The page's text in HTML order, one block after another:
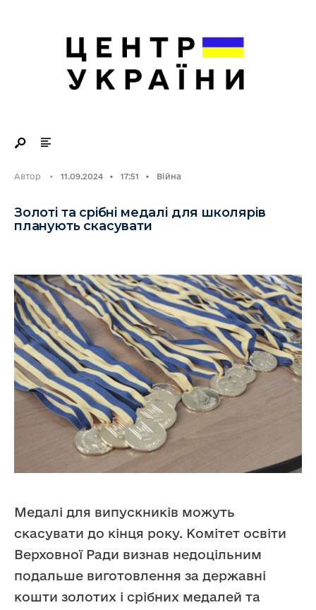
Автор • 11.09.2024 • 17:51 • Війна
Золоті та срібні медалі для школярів
планують скасувати
Медалі для випускників можуть
скасувати до кінця року. Комітет освіти
Верховної Ради визнав недоцільним
подальше виготовлення за державні
кошти золотих і срібних медалей та